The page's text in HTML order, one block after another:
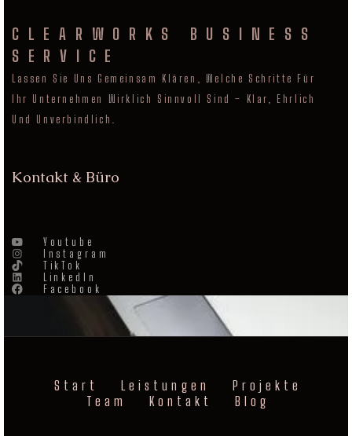
CLEARWORKS BUSINESS
SERVICE
Lassen Sie Uns Gemeinsam Klären, Welche Schritte Für
Ihr Unternehmen Wirklich Sinnvoll Sind – Klar, Ehrlich
Und Unverbindlich.
Kontakt & Büro
Youtube
Instagram
TikTok
LinkedIn
Facebook
Start Leistungen
Projekte
Team
Kontakt Blog